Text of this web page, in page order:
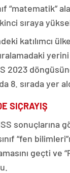
“matematik”
sıraya
katılımcı
yerini
2023
8. sırada yer
SIÇRAYIŞ
sonuçlarına
“fen
geçti ve